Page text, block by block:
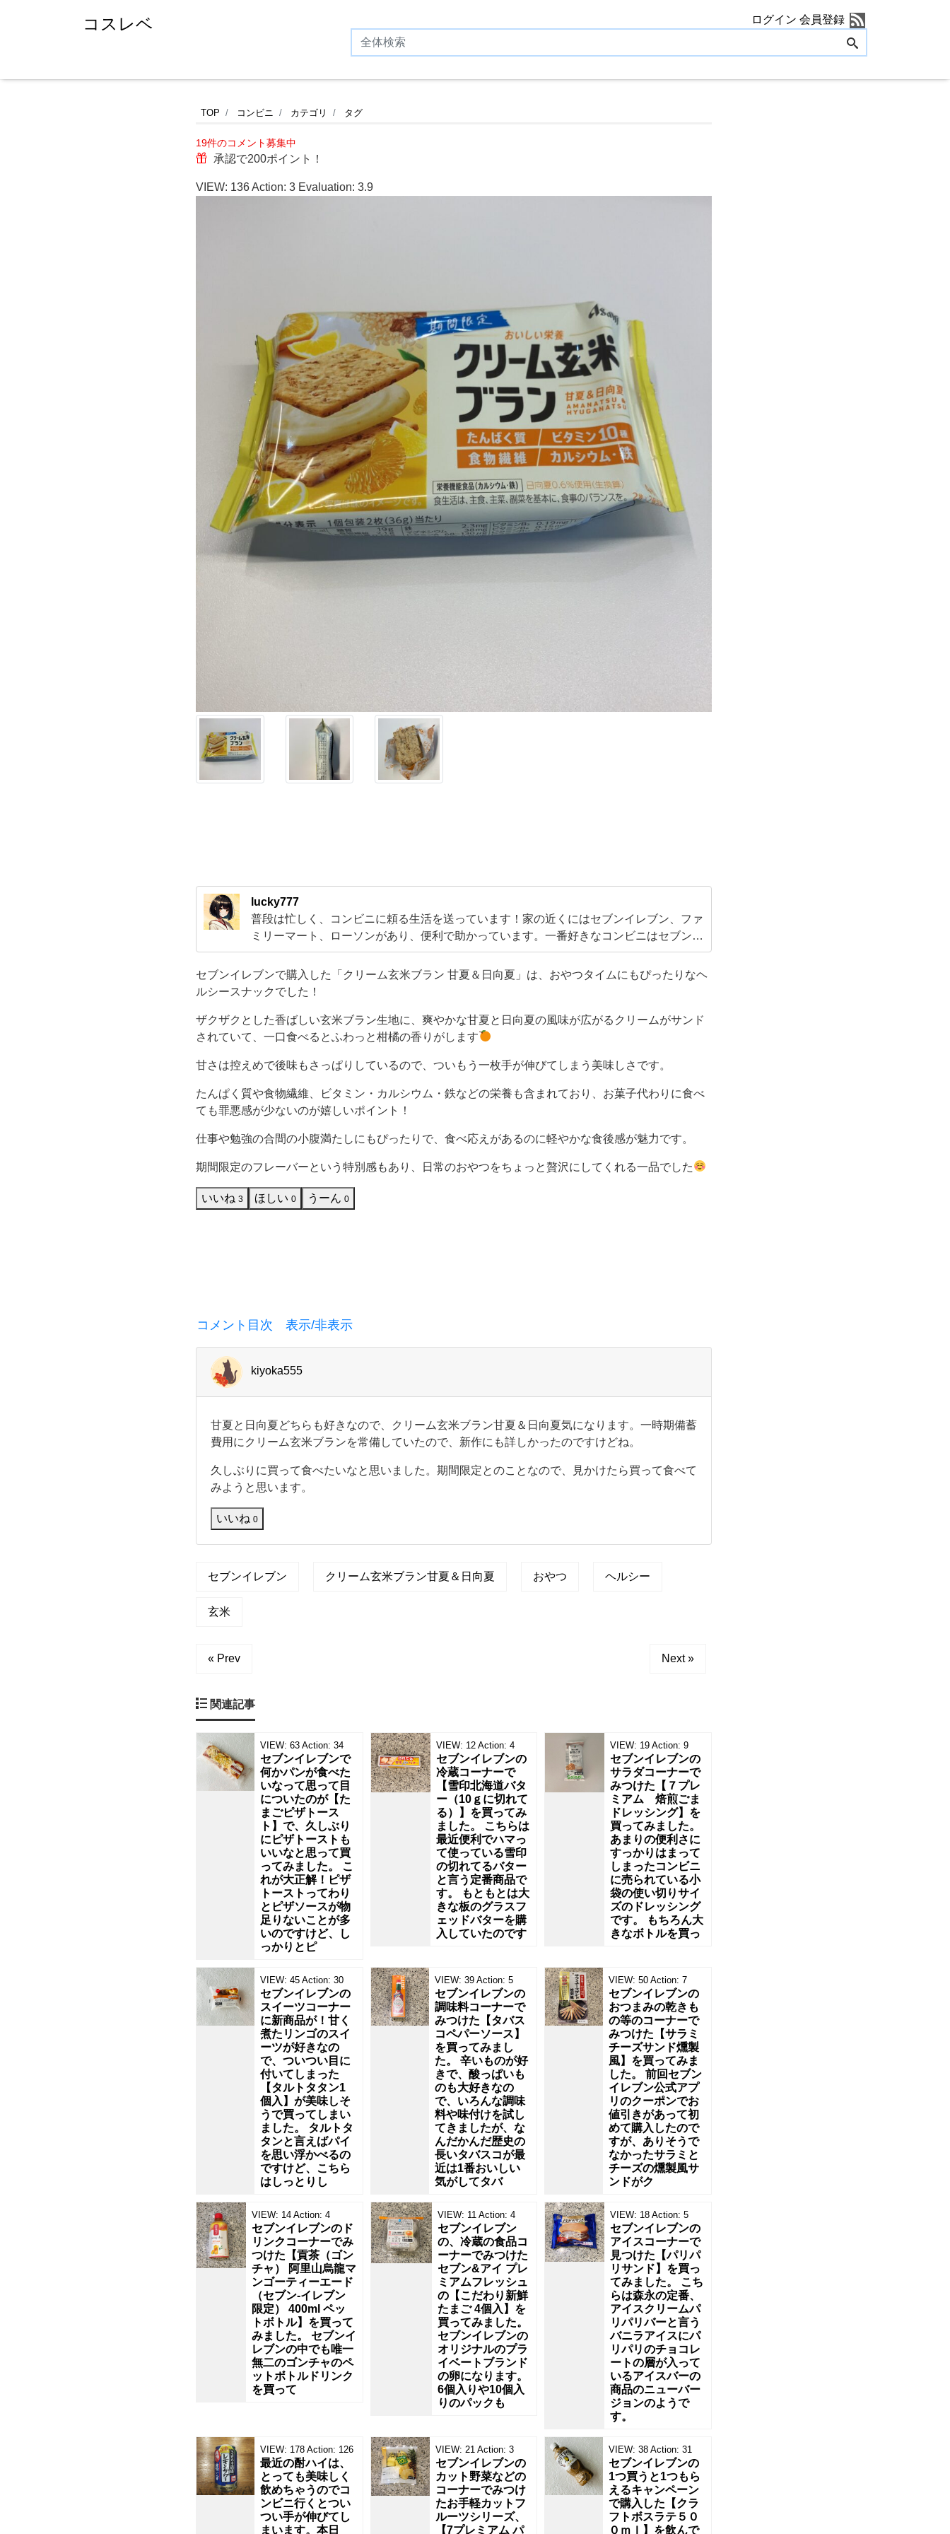
コスレベ ログイン 会員登録
セ
ブ
ン
た
「ク
リ
ブ
ラ
＆
日
向
夏」
は、
お
や
つ
タ
イ
ぴ
っ
り
な
ヘ
ル
シ
ー
ス
ッ
ク
で
ク
と
い
玄
地
に、
TOP コンビニ カテゴリ タグ
19件のコメント募集中
承認で200ポイント！
VIEW: 136Action: 3 Evaluation: 3.9
lucky777
普段は忙しく、コンビニに頼る生活を送っています！家の近くにはセブンイレブン、ファ
ミリーマート、ローソンがあり、便利で助かっています。一番好きなコンビニはセブンイ
レブンで、おにぎりやスイーツが特にお気に入りです。 でも、ファミリーマートも好き
で、ファミチキやスナック類をよく購入します。ローソンでもたま
セブンイレブンで購入した「クリーム玄米ブラン 甘夏＆日向夏」は、おやつタイムにもぴったりなヘ
ルシースナックでした！
ザクザクとした香ばしい玄米ブラン生地に、爽やかな甘夏と日向夏の風味が広がるクリームがサンド
されていて、一口食べるとふわっと柑橘の香りがします
甘さは控えめで後味もさっぱりしているので、ついもう一枚手が伸びてしまう美味しさです。
たんぱく質や食物繊維、ビタミン・カルシウム・鉄などの栄養も含まれており、お菓子代わりに食べ
ても罪悪感が少ないのが嬉しいポイント！
仕事や勉強の合間の小腹満たしにもぴったりで、食べ応えがあるのに軽やかな食後感が魅力です。
期間限定のフレーバーという特別感もあり、日常のおやつをちょっと贅沢にしてくれる一品でした
いいね 3 ほしい 0 うーん 0
コメント目次 表示/非表示
kiyoka555
甘
夏
と
日
向
夏
ち
ら
も
き
な
で
リ
ー
米
ブ
ラ
ン
甘
夏
甘夏と日向夏どちらも好きなので、クリーム玄米ブラン甘夏＆日向夏気になります。一時期備蓄
費用にクリーム玄米ブランを常備していたので、新作にも詳しかったのですけどね。
久しぶりに買って食べたいなと思いました。期間限定とのことなので、見かけたら買って食べて
みようと思います。
いいね 0
セブンイレブン クリーム玄米ブラン甘夏＆日向夏 おやつ ヘルシー
玄米
« Prev Next »
関連記事
VIEW: 63 Action: 34
セブンイレブンで
何かパンが食べた
いなって思って目
についたのが【た
まごピザトース
ト】で、久しぶり
にピザトーストも
いいなと思って買
ってみました。 こ
れが大正解！ピザ
トーストってわり
とピザソースが物
足りないことが多
いのですけど、し
っかりとピ
VIEW: 12 Action: 4
セブンイレブンの
冷蔵コーナーで
【雪印北海道バタ
ー（10ｇに切れて
る）】を買ってみ
ました。 こちらは
最近便利でハマっ
て使っている雪印
の切れてるバター
と言う定番商品で
す。 もともとは大
きな板のグラスフ
ェッドバターを購
入していたのです
VIEW: 19 Action: 9
セブンイレブンの
サラダコーナーで
みつけた【７プレ
ミアム 焙煎ごま
ドレッシング】を
買ってみました。
あまりの便利さに
すっかりはまって
しまったコンビニ
に売られている小
袋の使い切りサイ
ズのドレッシング
です。 もちろん大
きなボトルを買っ
VIEW: 45 Action: 30
セブンイレブンの
スイーツコーナー
に新商品が！甘く
煮たリンゴのスイ
ーツが好きなの
で、ついつい目に
付いてしまった
【タルトタタン1
個入】が美味しそ
うで買ってしまい
ました。 タルトタ
タンと言えばパイ
を思い浮かべるの
ですけど、こちら
はしっとりし
VIEW: 39 Action: 5
セブンイレブンの
調味料コーナーで
みつけた【タバス
コペパーソース】
を買ってみまし
た。 辛いものが好
きで、酸っぱいも
のも大好きなの
で、いろんな調味
料や味付けを試し
てきましたが、な
んだかんだ歴史の
長いタバスコが最
近は1番おいしい
気がしてタバ
VIEW: 50 Action: 7
セブンイレブンの
おつまみの乾きも
の等のコーナーで
みつけた【サラミ
チーズサンド燻製
風】を買ってみま
した。 前回セブン
イレブン公式アプ
リのクーポンでお
値引きがあって初
めて購入したので
すが、ありそうで
なかったサラミと
チーズの燻製風サ
ンドがク
VIEW: 14 Action: 4
セブンイレブンのド
リンクコーナーでみ
つけた【貢茶（ゴン
チャ） 阿里山烏龍マ
ンゴーティーエード
（セブン‐イレブン
限定） 400ml ペッ
トボトル】を買って
みました。 セブンイ
レブンの中でも唯一
無二のゴンチャのペ
ットボトルドリンク
を買って
VIEW: 11 Action: 4
セブンイレブン
の、冷蔵の食品コ
ーナーでみつけた
セブン&アイ プレ
ミアムフレッシュ
の【こだわり新鮮
たまご 4個入】を
買ってみました。
セブンイレブンの
オリジナルのプラ
イベートブランド
の卵になります。
6個入りや10個入
りのパックも
VIEW: 18 Action: 5
セブンイレブンの
アイスコーナーで
見つけた【パリパ
リサンド】を買っ
てみました。 こち
らは森永の定番、
アイスクリームパ
リパリバーと言う
バニラアイスにパ
リパリのチョコレ
ートの層が入って
いるアイスバーの
商品のニューバー
ジョンのようで
す。
VIEW: 178 Action: 126
最近の酎ハイは、
とっても美味しく
飲めちゃうのでコ
ンビニ行くとつい
つい手が伸びてし
まいます。本日
VIEW: 21 Action: 3
セブンイレブンの
カット野菜などの
コーナーでみつけ
たお手軽カットフ
ルーツシリーズ、
【7プレミアム パ
VIEW: 38 Action: 31
セブンイレブンの
1つ買うと1つもら
えるキャンペーン
で購入した【クラ
フトボスラテ５０
０ｍｌ】を飲んで